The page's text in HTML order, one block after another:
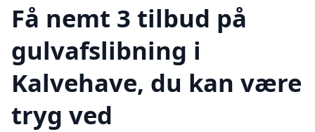
Få nemt 3 tilbud på
gulvafslibning i
Kalvehave, du kan være
tryg ved